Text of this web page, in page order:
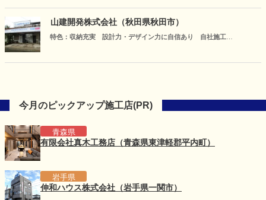
な家のかたちを一つ一つ真剣に考えご提供しております。
山建開発株式会社（秋田県秋田市）
特色：収納充実 設計力・デザイン力に自信あり 自社施工
今月のピックアップ施工店(PR)
青森県
有限会社真木工務店（青森県東津軽郡平内町）
岩手県
伸和ハウス株式会社（岩手県一関市）